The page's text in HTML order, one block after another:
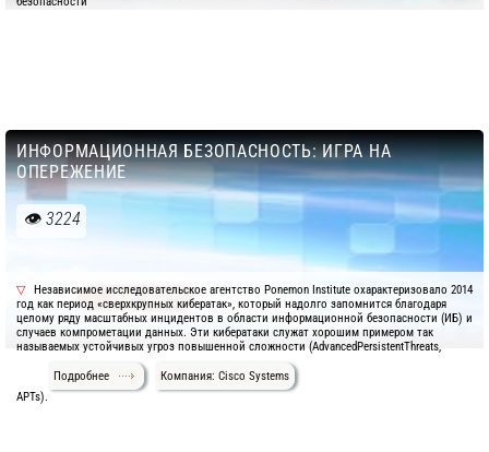
ИНФОРМАЦИОННАЯ БЕЗОПАСНОСТЬ: ИГРА НА
ОПЕРЕЖЕНИЕ
3224
Независимое исследовательское агентство Ponemon Institute охарактеризовало 2014
год как период «сверхкрупных кибератак», который надолго запомнится благодаря
целому ряду масштабных инцидентов в области информационной безопасности (ИБ) и
случаев компрометации данных. Эти кибератаки служат хорошим примером так
называемых устойчивых угроз повышенной сложности (AdvancedPersistentThreats,
APTs).
Подробнее Компания: Cisco Systems